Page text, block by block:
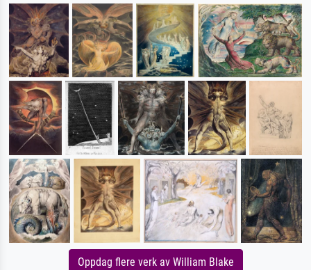
Oppdag flere verk av William Blake